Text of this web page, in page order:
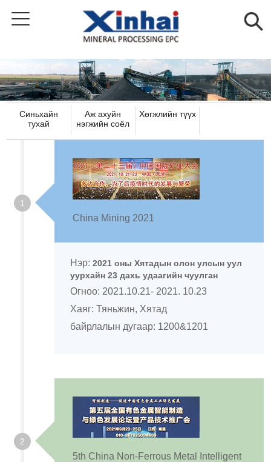
Синьхайн
тухай
Аж ахуйн
нэгжийн соёл
Хөгжлийн түүх
1
China Mining 2021
Нэр:2021 оны Хятадын олон улсын уул
уурхайн 23 дахь удаагийн чуулган
Огноо: 2021.10.21- 2021. 10.23
Хаяг: Тяньжин, Хятад
байрлалын дугаар: 1200&1201
2
5th China Non-Ferrous Metal Intelligent